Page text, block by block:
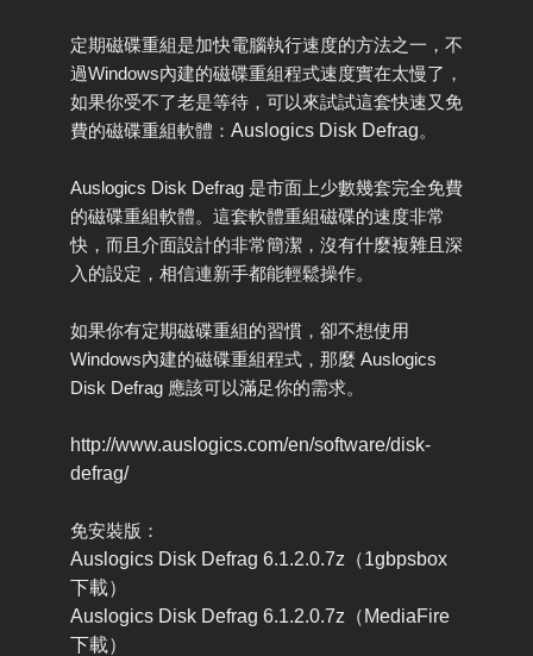
定期磁碟重組是加快電腦執行速度的方法之一，不
過Windows內建的磁碟重組程式速度實在太慢了，
如果你受不了老是等待，可以來試試這套快速又免
費的磁碟重組軟體： Auslogics Disk Defrag。
Auslogics Disk Defrag 是市面上少數幾套完全免費
的磁碟重組軟體。這套軟體重組磁碟的速度非常
快，而且介面設計的非常簡潔，沒有什麼複雜且深
入的設定，相信連新手都能輕鬆操作。
如果你有定期磁碟重組的習慣，卻不想使用
Windows內建的磁碟重組程式，那麼 Auslogics
Disk Defrag 應該可以滿足你的需求。
http://www.auslogics.com/en/software/disk-
defrag/
免安裝版：
Auslogics Disk Defrag 6.1.2.0.7z（1gbpsbox
下載）
Auslogics Disk Defrag 6.1.2.0.7z（MediaFire
下載）